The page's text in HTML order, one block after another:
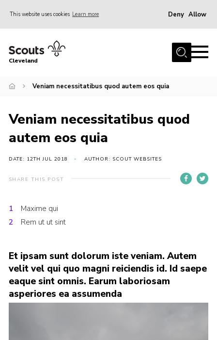
This website uses cookies Learn more Deny Allow
Home
Join
Events
Gallery
Activity Teams
Raven Gill Campsite
Info for Volunteers
Join
Scouts At Home
Raven Gill Campsite
Cleveland
Veniam necessitatibus quod autem eos quia
Veniam necessitatibus quod
autem eos quia
DATE: 12TH JUL 2018 AUTHOR: SCOUT WEBSITES
SHARE THIS POST
Maxime qui
Rem ut ut sint
Et ipsam sunt dolorum iste veniam. Autem
velit vel qui quo magni reiciendis id. Id saepe
eaque sint omnis. Earum laboriosam
asperiores ea assumenda